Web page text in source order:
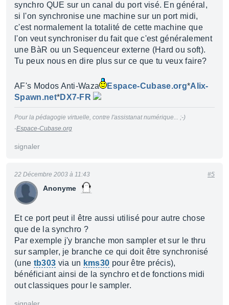
synchro QUE sur un canal du port visé. En général,
si l'on synchronise une machine sur un port midi,
c'est normalement la totalité de cette machine que
l'on veut synchroniser du fait que c'est généralement
une BàR ou un Sequenceur externe (Hard ou soft).
Tu peux nous en dire plus sur ce que tu veux faire?
AF's Modos Anti-Waza Espace-Cubase.org*Alix-
Spawn.net*DX7-FR
Pour la pédagogie virtuelle, contre l'assistanat numérique... ;-)
-Espace-Cubase.org
signaler
Anonyme
22 Décembre 2003 à 11:43 #5
Et ce port peut il être aussi utilisé pour autre chose
que de la synchro ?
Par exemple j'y branche mon sampler et sur le thru
sur sampler, je branche ce qui doit être synchronisé
(une tb303 via un kms30 pour être précis),
bénéficiant ainsi de la synchro et de fonctions midi
out classiques pour le sampler.